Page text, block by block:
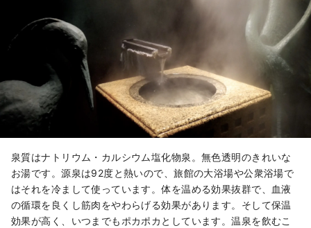
泉質はナトリウム・カルシウム塩化物泉。無色透明のきれいな
お湯です。源泉は92度と熱いので、旅館の大浴場や公衆浴場で
はそれを冷まして使っています。体を温める効果抜群で、血液
の循環を良くし筋肉をやわらげる効果があります。そして保温
効果が高く、いつまでもポカポカとしています。温泉を飲むこ